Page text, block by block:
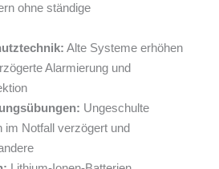
ohne ständige
Alte Systeme erhöhen
Alarmierung und
Ungeschulte
im Notfall verzögert und